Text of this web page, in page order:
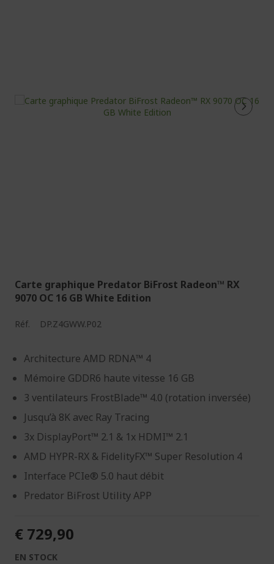
Carte graphique Predator BiFrost Radeon™ RX
9070 OC 16 GB White Edition
Réf. DP.Z4GWW.P02
Architecture AMD RDNA™ 4
Mémoire GDDR6 haute vitesse 16 GB
3 ventilateurs FrostBlade™ 4.0 (rotation inversée)
Jusqu’à 8K avec Ray Tracing
3x DisplayPort™ 2.1 & 1x HDMI™ 2.1
AMD HYPR-RX & FidelityFX™ Super Resolution 4
Interface PCIe® 5.0 haut débit
Predator BiFrost Utility APP
€ 729,90
EN STOCK